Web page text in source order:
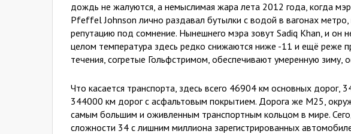
дождь не жалуются, а немыслимая жара лета 2012 года, когда
Pfeffel Johnson лично раздавал бутылки с водой в вагонах
репутацию под сомнение. Нынешнего мэра зовут Sadiq Khan, и он
целом температура здесь редко снижаются ниже -11 и ещё реже
течения, согретые Гольфстримом, обеспечивают умеренную зиму,
Что касается транспорта, здесь всего 46904 км основных дорог,
344000 км дорог с асфальтовым покрытием. Дорога же M25,
самым большим и оживленным транспортным кольцом в мире.
сложности 34 с лишним миллиона зарегистрированных